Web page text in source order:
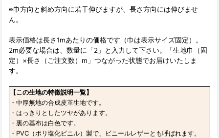
※巾方向と斜め方向に若干伸びますが、長さ方向には伸びませ
ん。
表示価格は長さ1mあたりの価格です（巾は表示サイズ固定）。
2m必要な場合は、数量に「2」と入力して下さい。「生地巾（固
定）×長さ（ご注文数）m」つながった状態でお届けいたしま
す。
【この生地の特徴説明一覧】
・中厚無地の合成皮革生地です。
・はっきりとしたツヤがあります。
・裏の基布は白色です。
・PVC（ポリ塩化ビニル）製で、ビニールレザーとも呼ばれます。